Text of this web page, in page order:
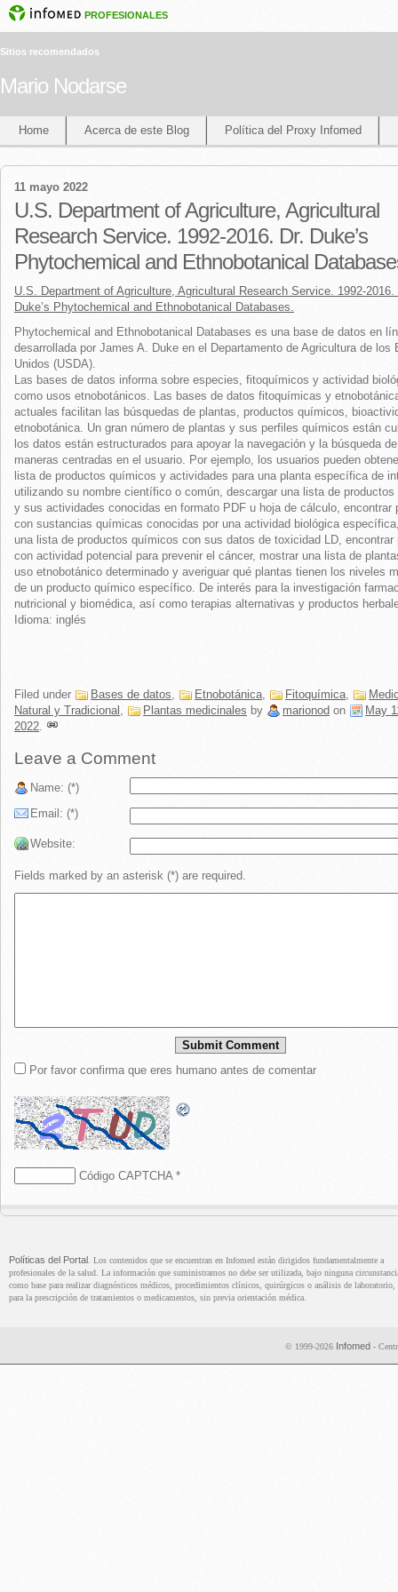
PROFESIONALES
Sitios recomendados
Mario Nodarse
Home Acerca de este Blog Política del Proxy Infomed
11 mayo 2022
U.S. Department of Agriculture, Agricultural
Research Service. 1992-2016. Dr. Duke’s
Phytochemical and Ethnobotanical
U.S. Department of Agriculture, Agricultural Research Service. 1992-2016.
Duke’s Phytochemical and Ethnobotanical Databases.
Phytochemical and Ethnobotanical Databases es una base de datos en
desarrollada por James A. Duke en el Departamento de Agricultura de los
Unidos (USDA).
Las bases de datos informa sobre especies, fitoquímicos y actividad
como usos etnobotánicos. Las bases de datos fitoquímicas y
actuales facilitan las búsquedas de plantas, productos químicos,
etnobotánica. Un gran número de plantas y sus perfiles químicos están
los datos están estructurados para apoyar la navegación y la búsqueda
maneras centradas en el usuario. Por ejemplo, los usuarios pueden
lista de productos químicos y actividades para una planta específica de
utilizando su nombre científico o común, descargar una lista de
y sus actividades conocidas en formato PDF u hoja de cálculo, encontrar
con sustancias químicas conocidas por una actividad biológica
una lista de productos químicos con sus datos de toxicidad LD, encontrar
con actividad potencial para prevenir el cáncer, mostrar una lista de
uso etnobotánico determinado y averiguar qué plantas tienen los niveles
de un producto químico específico. De interés para la investigación
nutricional y biomédica, así como terapias alternativas y productos
Idioma: inglés
Filed under Bases de datos, Etnobotánica, Fitoquímica,
Natural y Tradicional , Plantas medicinales by marionod on
May
2022.
Leave a Comment
Name: (*)
Email: (*)
Website:
Fields marked by an asterisk (*) are required.
Por favor confirma que eres humano antes de comentar
Código CAPTCHA*
Políticas del Portal . Los contenidos que se encuentran en Infomed están dirigidos fundamentalmente a
profesionales de la salud. La información que suministramos no debe ser utilizada, bajo ninguna
como base para realizar diagnósticos médicos, procedimientos clínicos, quirúrgicos o análisis de laboratorio,
para la prescripción de tratamientos o medicamentos, sin previa orientación médica.
© 1999-2026 Infomed -